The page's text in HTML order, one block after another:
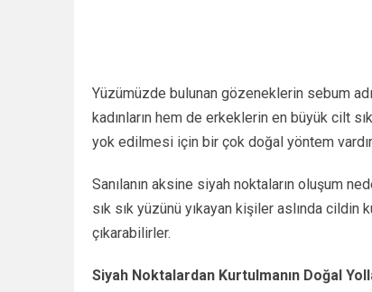
Yüzümüzde bulunan gözeneklerin sebum
kadınların hem de erkeklerin en büyük cilt
yok edilmesi için bir çok doğal yöntem
Sanılanın aksine siyah noktaların oluşum
sık sık yüzünü yıkayan kişiler aslında cildin
çıkarabilirler.
Siyah Noktalardan Kurtulmanın Doğal